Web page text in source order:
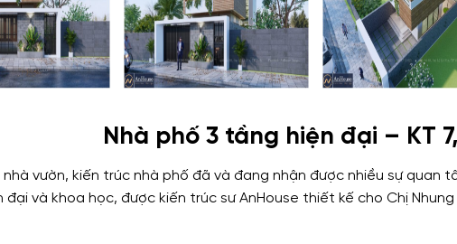
Nhà phố 3 tầng hiện đại – KT
vườn, kiến trúc nhà phố đã và đang nhận được nhiều sự quan
đại và khoa học, được kiến trúc sư AnHouse thiết kế cho Chị